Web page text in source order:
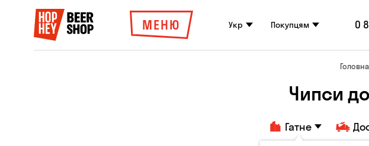
МЕНЮ Укр Покупцям 0
Головна
Чипси
Гатне